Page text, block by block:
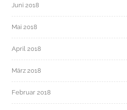
Juni 2018
Mai 2018
April 2018
März 2018
Februar 2018